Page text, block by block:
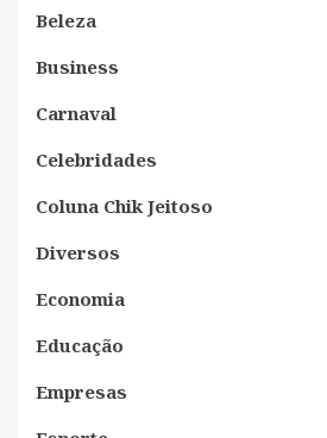
Beleza
Business
Carnaval
Celebridades
Coluna Chik Jeitoso
Diversos
Economia
Educação
Empresas